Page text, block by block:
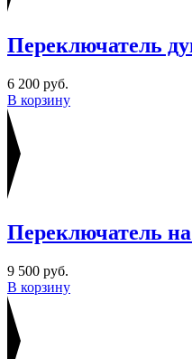
Переключатель
6 200 руб.
В корзину
Переключатель
9 500 руб.
В корзину